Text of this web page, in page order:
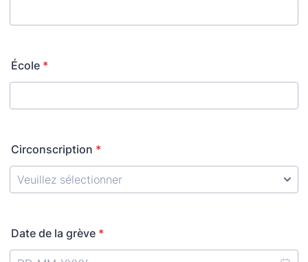
École *
Circonscription *
Date de la grève *